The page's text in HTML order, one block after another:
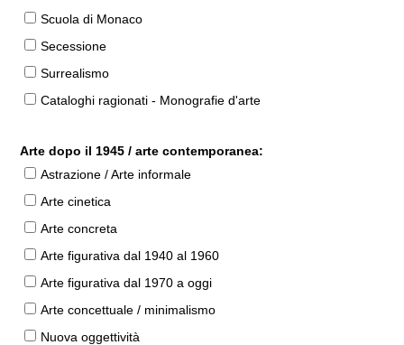
Scuola di Monaco
Secessione
Surrealismo
Cataloghi ragionati - Monografie d'arte
Arte dopo il 1945 / arte contemporanea:
Astrazione / Arte informale
Arte cinetica
Arte concreta
Arte figurativa dal 1940 al 1960
Arte figurativa dal 1970 a oggi
Arte concettuale / minimalismo
Nuova oggettività